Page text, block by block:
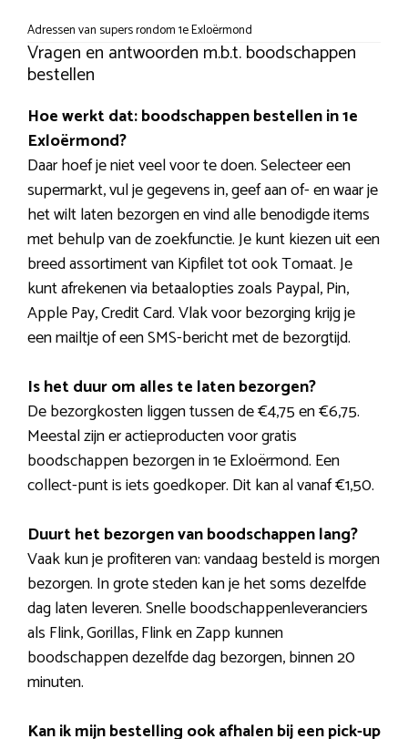
Adressen van supers rondom 1e Exloërmond
Vragen en antwoorden m.b.t. boodschappen
bestellen
Hoe werkt dat: boodschappen bestellen in 1e
Exloërmond?
Daar hoef je niet veel voor te doen. Selecteer een
supermarkt, vul je gegevens in, geef aan of- en waar je
het wilt laten bezorgen en vind alle benodigde items
met behulp van de zoekfunctie. Je kunt kiezen uit een
breed assortiment van Kipfilet tot ook Tomaat. Je
kunt afrekenen via betaalopties zoals Paypal, Pin,
Apple Pay, Credit Card. Vlak voor bezorging krijg je
een mailtje of een SMS-bericht met de bezorgtijd.
Is het duur om alles te laten bezorgen?
De bezorgkosten liggen tussen de €4,75 en €6,75.
Meestal zijn er actieproducten voor gratis
boodschappen bezorgen in 1e Exloërmond. Een
collect-punt is iets goedkoper. Dit kan al vanaf €1,50.
Duurt het bezorgen van boodschappen lang?
Vaak kun je profiteren van: vandaag besteld is morgen
bezorgen. In grote steden kan je het soms dezelfde
dag laten leveren. Snelle boodschappenleveranciers
als Flink, Gorillas, Flink en Zapp kunnen
boodschappen dezelfde dag bezorgen, binnen 20
minuten.
Kan ik mijn bestelling ook afhalen bij een pick-up